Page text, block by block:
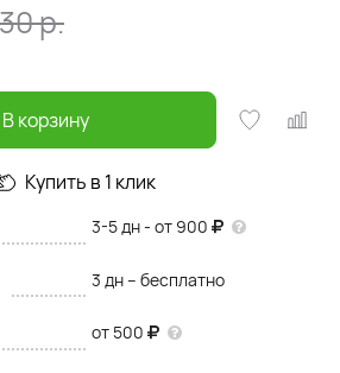
р.
В корзину
Купить в 1 клик
3-5 дн - от 900
3 дн – бесплатно
от 500